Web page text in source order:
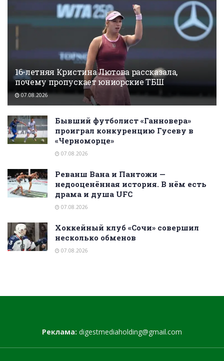
16-летняя Кристина Лютова рассказала,
почему пропускает юниорские ТБШ
07.08.2026
Бывший футболист «Ганновера»
проиграл конкуренцию Гусеву в
«Черноморце»
07.08.2026
Реванш Вана и Пантожи —
недооценённая история. В нём есть
драма и душа UFC
07.08.2026
Хоккейный клуб «Сочи» совершил
несколько обменов
07.08.2026
Реклама: digestmediaholding@gmail.com